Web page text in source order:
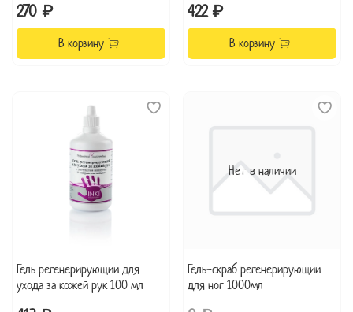
270 ₽
В корзину
422 ₽
В корзину
Гель регенерирующий для
ухода за кожей рук 100 мл
Нет в наличии
Гель-скраб регенерирующий
для ног 1000мл